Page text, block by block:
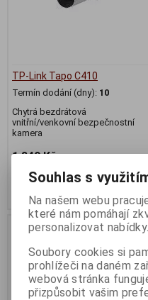
TP-Link Tapo C410
Termín dodání (dny): 10
Chytrá bezdrátová
vnitřní/venkovní bezpečnostní
kamera
1 349 Kč
Souhlas s
Na našem webu
které nám pomáhají
personalizovat nabídky.
Soubory cookies si
prohlížeči na daném
webová stránka
přizpůsobit vašim